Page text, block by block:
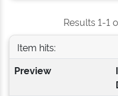
Results 1-1
Item hits:
Preview